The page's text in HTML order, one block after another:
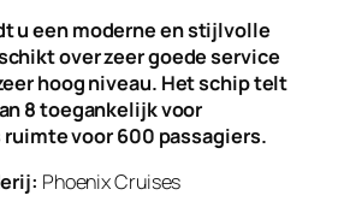
u een moderne en stijlvolle
over zeer goede service
hoog niveau. Het schip telt
8 toegankelijk voor
ruimte voor 600 passagiers.
Phoenix Cruises